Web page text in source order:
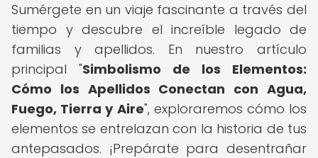
Sumérgete en un viaje fascinante a través del
tiempo y descubre el increíble legado de
familias y apellidos. En nuestro artículo
principal "Simbolismo de los Elementos:
Cómo los Apellidos Conectan con Agua,
Fuego, Tierra y Aire", exploraremos cómo los
elementos se entrelazan con la historia de tus
antepasados. ¡Prepárate para desentrañar